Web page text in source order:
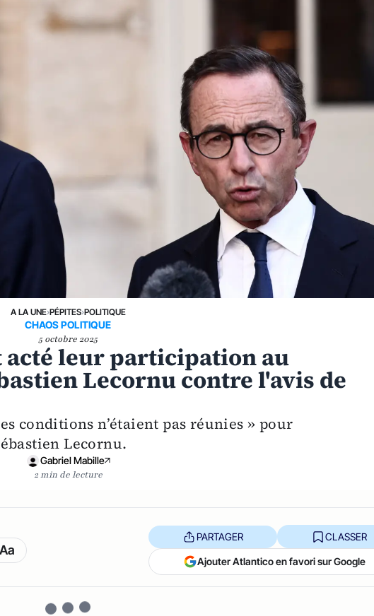
A LA UNE›PÉPITES›POLITIQUE
CHAOS POLITIQUE
5 octobre 2025
acté leur participation au
Lecornu contre l'avis de
conditions n’étaient pas réunies » pour
Lecornu.
Gabriel Mabille
2 min de lecture
Aa
PARTAGER CLASSER
Ajouter Atlantico en favori sur Google